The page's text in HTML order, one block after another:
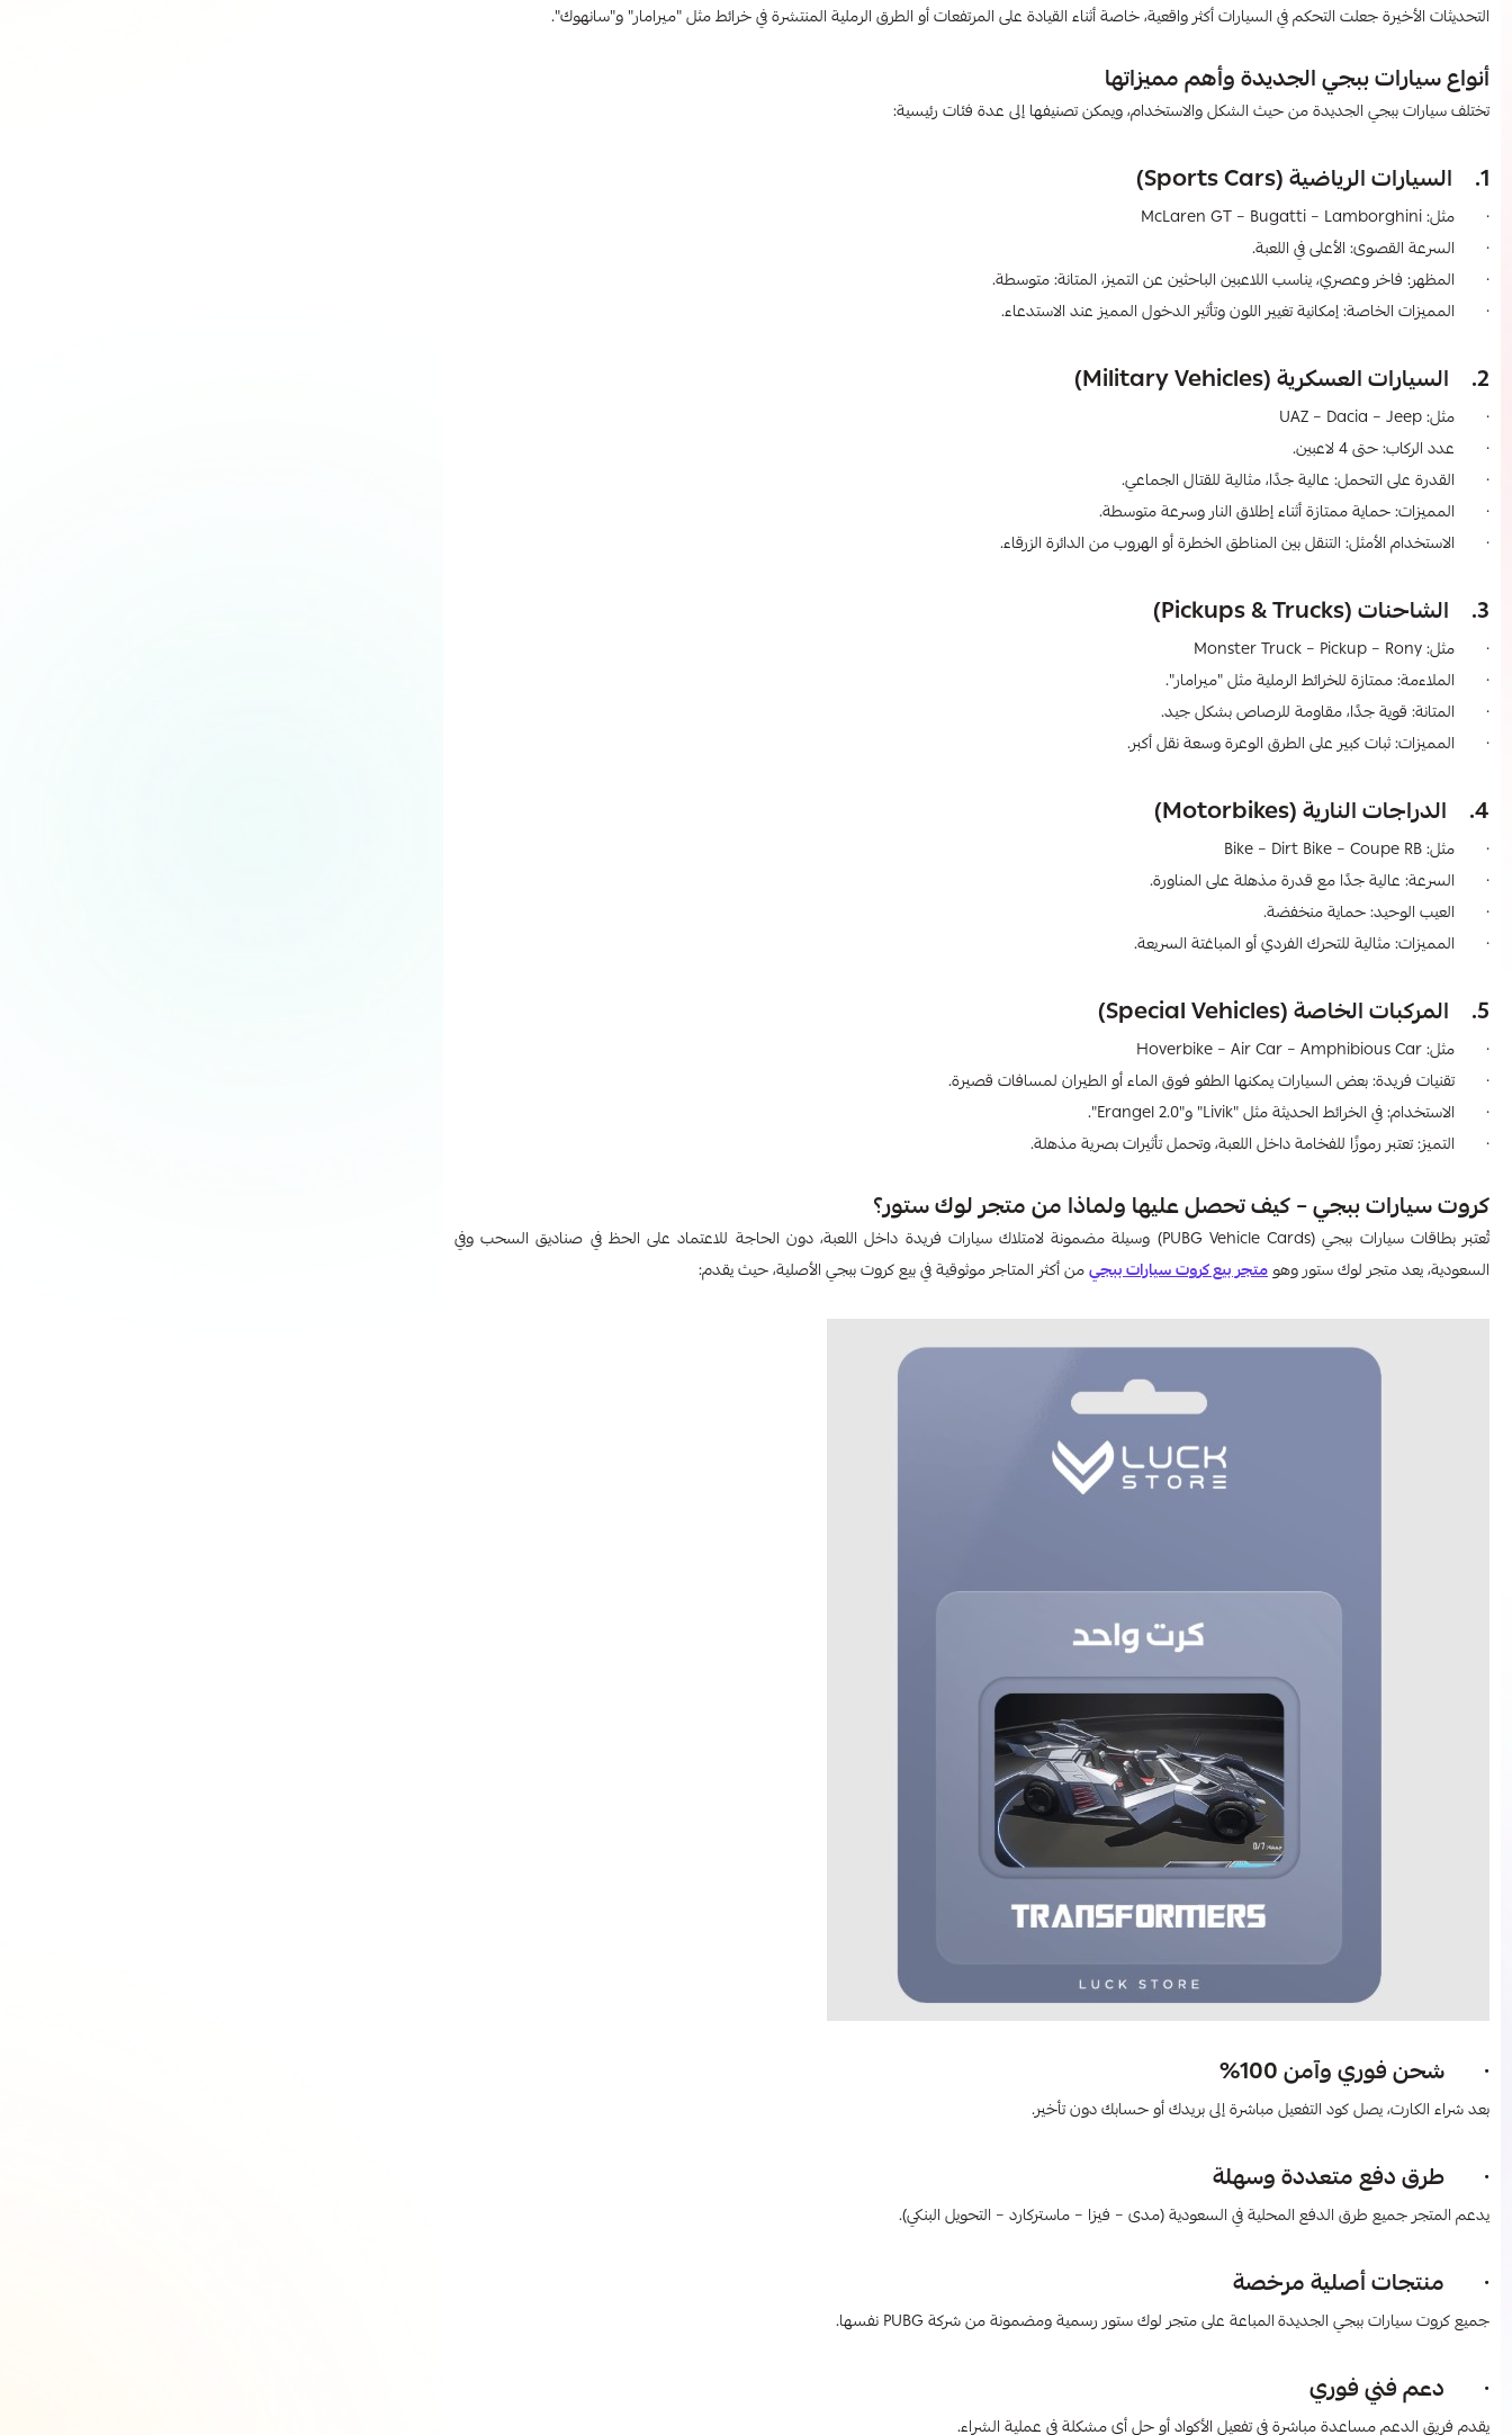
التحديثات الأخيرة جعلت التحكم في السيارات أكثر واقعية، خاصة أثناء القيادة على المرتفعات أو الطرق الرملية المنتشرة في خرائط مثل "ميرامار" و"سانهوك".
أنواع سيارات ببجي الجديدة وأهم مميزاتها
تختلف سيارات ببجي الجديدة من حيث الشكل والاستخدام، ويمكن تصنيفها إلى عدة فئات رئيسية:
1. السيارات الرياضية (Sports Cars)
· مثل: McLaren GT – Bugatti – Lamborghini
· السرعة القصوى: الأعلى في اللعبة.
· المظهر: فاخر وعصري، يناسب اللاعبين الباحثين عن التميز، المتانة: متوسطة.
· المميزات الخاصة: إمكانية تغيير اللون وتأثير الدخول المميز عند الاستدعاء.
2. السيارات العسكرية (Military Vehicles)
· مثل: UAZ – Dacia – Jeep
· عدد الركاب: حتى 4 لاعبين.
· القدرة على التحمل: عالية جدًا، مثالية للقتال الجماعي.
· المميزات: حماية ممتازة أثناء إطلاق النار وسرعة متوسطة.
· الاستخدام الأمثل: التنقل بين المناطق الخطرة أو الهروب من الدائرة الزرقاء.
3. الشاحنات (Pickups & Trucks)
· مثل: Monster Truck – Pickup – Rony
· الملاءمة: ممتازة للخرائط الرملية مثل "ميرامار".
· المتانة: قوية جدًا، مقاومة للرصاص بشكل جيد.
· المميزات: ثبات كبير على الطرق الوعرة وسعة نقل أكبر.
4. الدراجات النارية (Motorbikes)
· مثل: Bike – Dirt Bike – Coupe RB
· السرعة: عالية جدًا مع قدرة مذهلة على المناورة.
· العيب الوحيد: حماية منخفضة.
· المميزات: مثالية للتحرك الفردي أو المباغتة السريعة.
5. المركبات الخاصة (Special Vehicles)
· مثل: Hoverbike – Air Car – Amphibious Car
· تقنيات فريدة: بعض السيارات يمكنها الطفو فوق الماء أو الطيران لمسافات قصيرة.
· الاستخدام: في الخرائط الحديثة مثل "Livik" و"Erangel 2.0".
· التميز: تعتبر رموزًا للفخامة داخل اللعبة، وتحمل تأثيرات بصرية مذهلة.
كروت سيارات ببجي – كيف تحصل عليها ولماذا من متجر لوك ستور؟
تُعتبر بطاقات سيارات ببجي (PUBG Vehicle Cards) وسيلة مضمونة لامتلاك سيارات فريدة داخل اللعبة، دون الحاجة للاعتماد على الحظ في صناديق السحب وفي
السعودية، يعد متجر لوك ستور وهومتجر بيع كروت سيارات ببجيمن أكثر المتاجر موثوقية في بيع كروت ببجي الأصلية، حيث يقدم:
· شحن فوري وآمن 100%
بعد شراء الكارت، يصل كود التفعيل مباشرة إلى بريدك أو حسابك دون تأخير.
· طرق دفع متعددة وسهلة
يدعم المتجر جميع طرق الدفع المحلية في السعودية (مدى – فيزا – ماستركارد – التحويل البنكي).
· منتجات أصلية مرخصة
جميع كروت سيارات ببجي الجديدةالمباعة على متجر لوك ستور رسمية ومضمونة من شركة PUBG نفسها.
· دعم فني فوري
يقدم فريق الدعم مساعدة مباشرة في تفعيل الأكواد أو حل أي مشكلة في عملية الشراء.